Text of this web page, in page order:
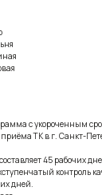
с укороченным
ТК в г. Санкт-
45 рабочих
контроль
дней.